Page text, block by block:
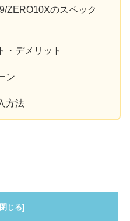
ZERO10Xのスペック
・デメリット
ン
方法